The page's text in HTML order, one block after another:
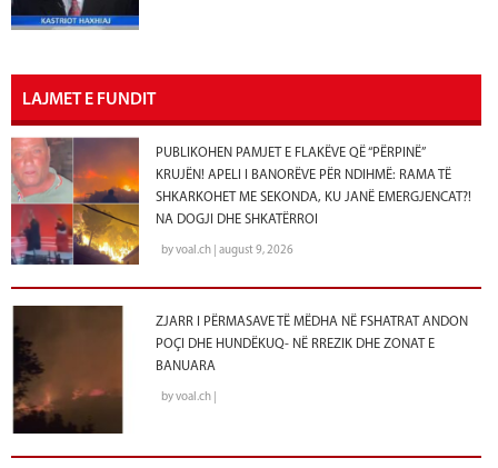
LAJMET E FUNDIT
PUBLIKOHEN PAMJET E FLAKËVE QË “PËRPINË”
KRUJËN! APELI I BANORËVE PËR NDIHMË: RAMA TË
SHKARKOHET ME SEKONDA, KU JANË EMERGJENCAT?!
NA DOGJI DHE SHKATËRROI
by voal.ch | august 9, 2026
ZJARR I PËRMASAVE TË MËDHA NË FSHATRAT ANDON
POÇI DHE HUNDËKUQ- NË RREZIK DHE ZONAT E
BANUARA
by voal.ch |